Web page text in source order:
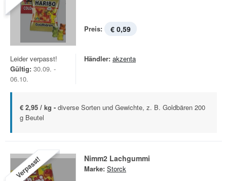
Preis: € 0,59
Leider verpasst!
Gültig: 30.09. -
06.10.
Händler: akzenta
€ 2,95 / kg - diverse Sorten und Gewichte, z. B. Goldbären 200
g Beutel
Verpasst! Nimm2 Lachgummi
Marke: Storck